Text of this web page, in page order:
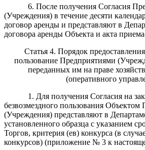
6. После получения Согласия
(Учреждения) в течение десяти
договор аренды и представляют в
договора аренды Объекта и акта
Статья 4. Порядок
пользование Предприятиями
переданных им на праве
(оперативного
1. Для получения Согласия на
безвозмездного пользования Объектом
(Учреждения) представляют в
установленного образца с указанием
Торгов, критерия (ев) конкурса (в
конкурсов) (приложение № 3 к